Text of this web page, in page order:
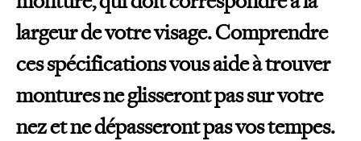
largeur de votre visage. Comprendre
ces spécifications vous aide à trouver
montures ne glisseront pas sur votre
nez et ne dépasseront pas vos tempes.